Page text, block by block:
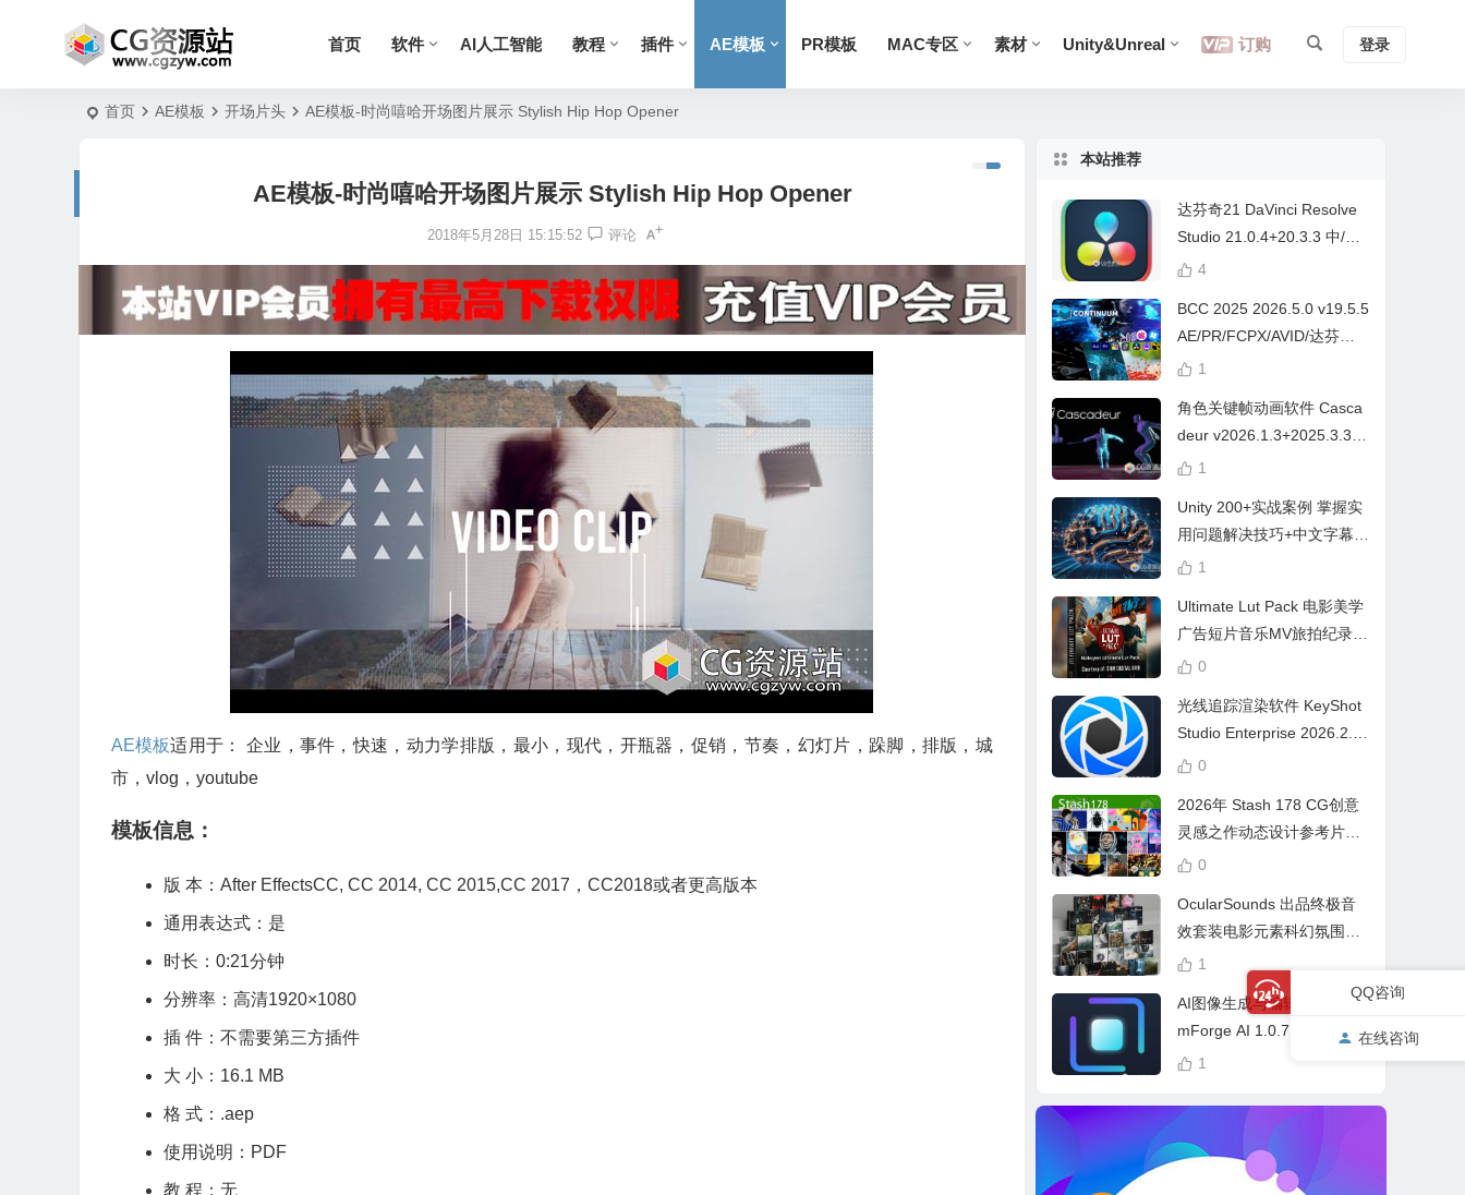
首页 软件 AI人工智能 教程 插件 AE模板 PR模板 MAC专区 素材 Unity&Unreal 订购 登录
首页 AE模板 开场片头 AE模板-时尚嘻哈开场图片展示 Stylish Hip Hop Opener
AE模板-时尚嘻哈开场图片展示 Stylish Hip Hop Opener
2018年5月28日 15:15:52 评论
AE模板适用于： 企业，事件，快速，动力学排版，最小，现代，开瓶器，促销，节奏，幻灯片，跺脚，排版，城
市，vlog，youtube
模板信息：
版 本：After EffectsCC, CC 2014, CC 2015,CC 2017，CC2018或者更高版本
通用表达式：是
时长：0:21分钟
分辨率：高清1920×1080
插 件：不需要第三方插件
大 小：16.1 MB
格 式：.aep
使用说明：PDF
教 程：无
本站推荐
达芬奇21 DaVinci Resolve
Studio 21.0.4+20.3.3 中/英
文 Win/Mac
4
BCC 2025 2026.5.0 v19.5.5
AE/PR/FCPX/AVID/达芬奇
视频特效插件Continuum Wi
1
角色关键帧动画软件 Casca
deur v2026.1.3+2025.3.3
Win/Mac+中文字幕教程
1
Unity 200+实战案例 掌握实
用问题解决技巧+中文字幕 L
earn Problem Solving
1
Ultimate Lut Pack 电影美学
广告短片音乐MV旅拍纪录片
视频调色预设
0
光线追踪渲染软件 KeyShot
Studio Enterprise 2026.2.1
Win中文版
0
2026年 Stash 178 CG创意
灵感之作动态设计参考片广
告视频动画短片合集
0
OcularSounds 出品终极音
效套装电影元素科幻氛围冲
击无人机音效素材包 Full Ac
cess Bundle
1
AI图像生成与编辑软件 Drea
mForge AI 1.0.7 中英文多
语言 Win 本地离线运行
1
QQ咨询
在线咨询